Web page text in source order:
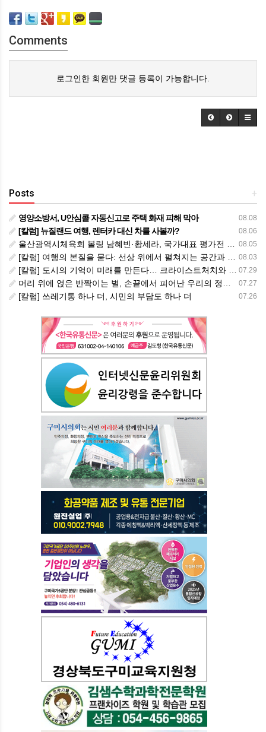
Comments
로그인한 회원만 댓글 등록이 가능합니다.
+
Posts
08.08
영양소방서, U안심콜 자동신고로 주택 화재 피해 막아
08.06
[칼럼] 뉴질랜드 여행, 렌터카 대신 차를 사볼까?
08.05
울산광역시체육회 볼링 남혜빈·황세라, 국가대표 평가전 통과… ‘아시아선수권 출전’
08.03
[칼럼] 여행의 본질을 묻다: 선상 위에서 펼쳐지는 공간과 사람, 그리고 미식의 미학
07.29
[칼럼] 도시의 기억이 미래를 만든다… 크라이스트처치와 한국 도시가 주는 교훈
07.27
머리 위에 얹은 반짝이는 별, 손끝에서 피어난 우리의 정체성
07.26
[칼럼] 쓰레기통 하나 더, 시민의 부담도 하나 더